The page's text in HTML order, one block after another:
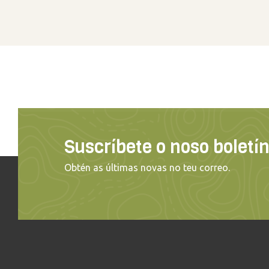
Suscríbete o noso boletín
Obtén as últimas novas no teu correo.